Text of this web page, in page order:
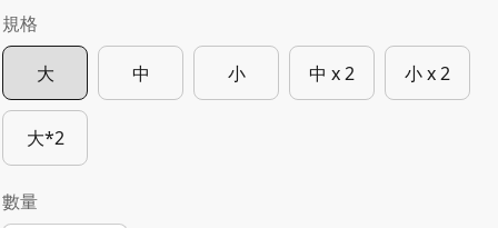
規格
大 中 小 中 x 2 小 x 2
大*2
數量